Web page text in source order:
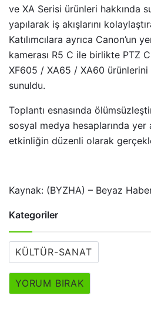
ve XA Serisi ürünleri hakkında
yapılarak iş akışlarını
Katılımcılara ayrıca Canon’un
kamerası R5 C ile birlikte PTZ
XF605 / XA65 / XA60 ürünlerini
sunuldu.
Toplantı esnasında
sosyal medya hesaplarında
etkinliğin düzenli olarak
Kaynak: (BYZHA) – Beyaz
Kategoriler
KÜLTÜR-SANAT
YORUM BIRAK